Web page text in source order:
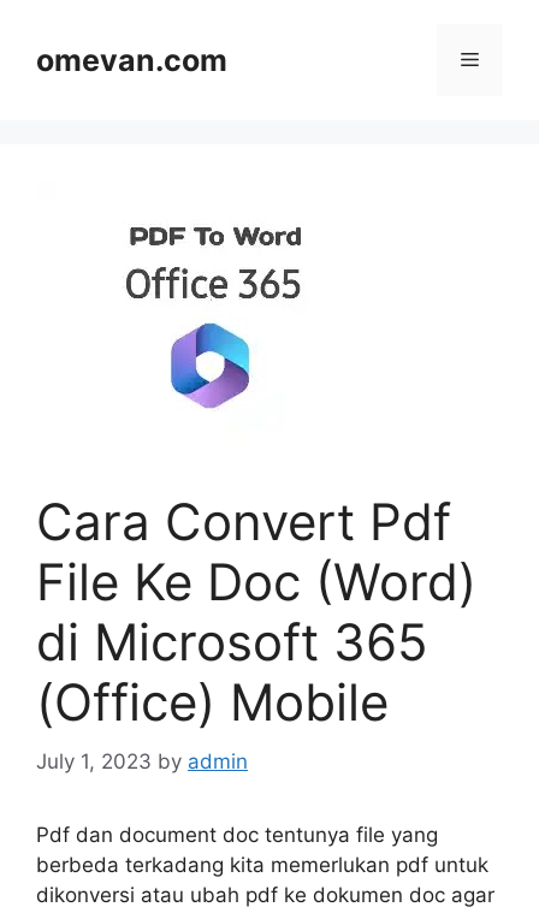
contentomevan.com Menu
Cara Convert Pdf
File Ke Doc (Word)
di Microsoft 365
(Office) Mobile
July 1, 2023 by admin
Pdf dan document doc tentunya file yang
berbeda terkadang kita memerlukan pdf untuk
dikonversi atau ubah pdf ke dokumen doc agar